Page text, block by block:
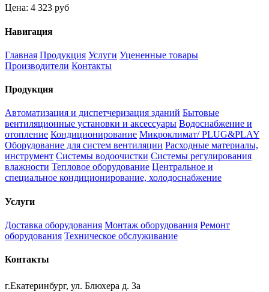
Цена: 4 323 руб
Навигация
Главная Продукция Услуги Уцененные товары
Производители Контакты
Продукция
Автоматизация и диспетчеризация зданий Бытовые
вентиляционные установки и аксессуары Водоснабжение и
отопление Кондиционирование Микроклимат/ PLUG&PLAY
Оборудование для систем вентиляции Расходные материалы,
инструмент Системы водоочистки Системы регулирования
влажности Тепловое оборудование Центральное и
специальное кондиционирование, холодоснабжение
Услуги
Доставка оборудования Монтаж оборудования Ремонт
оборудования Техническое обслуживание
Контакты
г.Екатеринбург, ул. Блюхера д. 3а